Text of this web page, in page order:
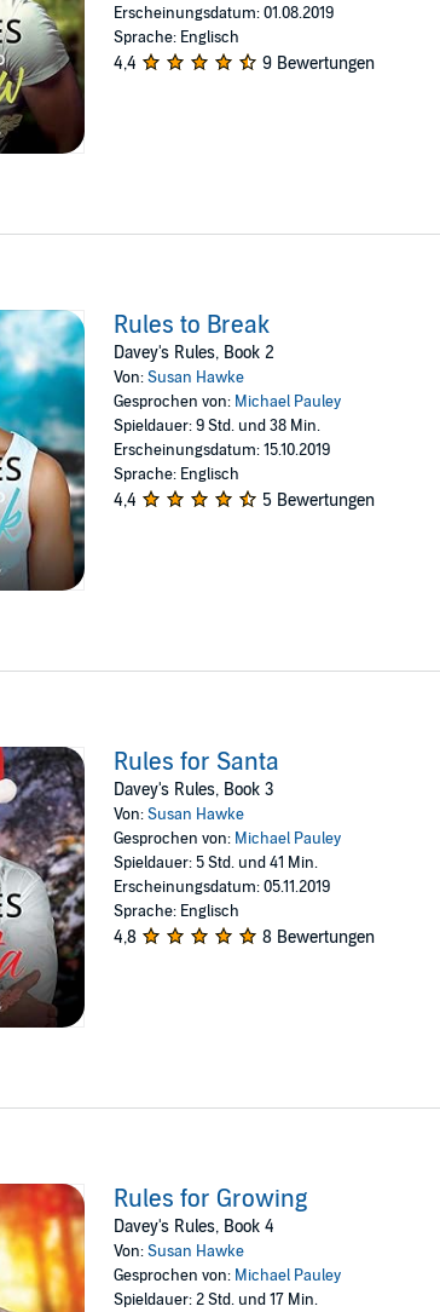
Erscheinungsdatum: 01.08.2019
Sprache: Englisch
4,4 9 Bewertungen
Rules to Break
Davey's Rules, Book 2
Von:Susan Hawke
Gesprochen von: Michael Pauley
Spieldauer: 9 Std. und 38 Min.
Erscheinungsdatum: 15.10.2019
Sprache: Englisch
4,4 5 Bewertungen
Rules for Santa
Davey's Rules, Book 3
Von:Susan Hawke
Gesprochen von: Michael Pauley
Spieldauer: 5 Std. und 41 Min.
Erscheinungsdatum: 05.11.2019
Sprache: Englisch
4,8 8 Bewertungen
Rules for Growing
Davey's Rules, Book 4
Von:Susan Hawke
Gesprochen von: Michael Pauley
Spieldauer: 2 Std. und 17 Min.